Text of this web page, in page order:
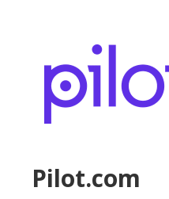
Pilot.com